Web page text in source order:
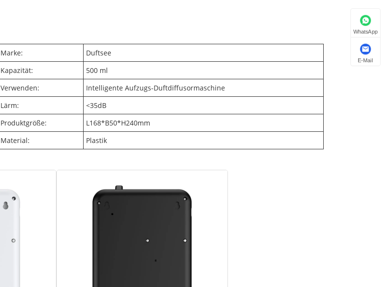
Marke:
Duftsee
Kapazität:
500 ml
Verwenden:
Intelligente Aufzugs-Duftdiffusormaschine
Lärm:
<35dB
Produktgröße:
L168*B50*H240mm
Material: Plastik
WhatsApp
E-Mail